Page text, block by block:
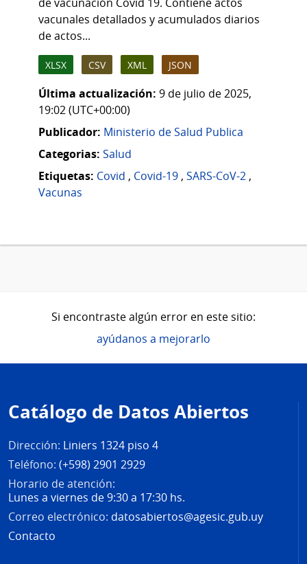
de vacunación Covid 19. Contiene actos
vacunales detallados y acumulados diarios
de actos...
XLSX CSV XML JSON
Última actualización: 9 de julio de 2025,
19:02 (UTC+00:00)
Publicador: Ministerio de Salud Publica
Categorias: Salud
Etiquetas: Covid , Covid-19 , SARS-CoV-2 ,
Vacunas
Si encontraste algún error en este sitio:
ayúdanos a mejorarlo
de
página
Catálogo de Datos Abiertos
Dirección: Liniers 1324 piso 4
Teléfono: (+598) 2901 2929
Horario de atención:
Lunes a viernes de 9:30 a 17:30 hs.
Correo electrónico: datosabiertos@agesic.gub.uy
Contacto